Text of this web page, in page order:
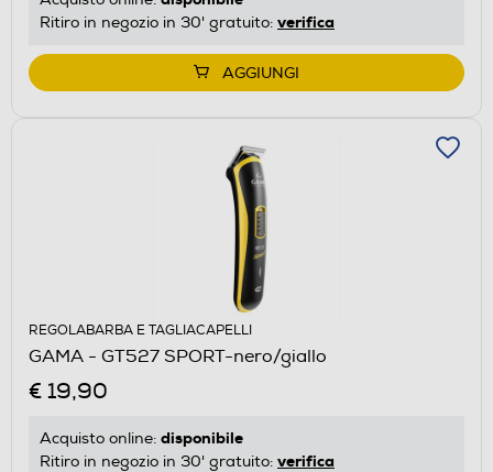
Ritiro in negozio in 30' gratuito: verifica
AGGIUNGI
REGOLABARBA E TAGLIACAPELLI
GAMA - GT527 SPORT-nero/giallo
€ 19,90
Acquisto online: disponibile
Ritiro in negozio in 30' gratuito: verifica